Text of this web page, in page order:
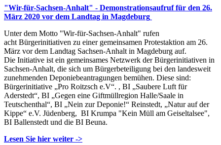
"Wir-für-Sachsen-Anhalt" - Demonstrationsaufruf für den 26.
März 2020 vor dem Landtag in Magdeburg
Unter dem Motto "Wir-für-Sachsen-Anhalt" rufen
acht Bürgerinitiativen zu einer gemeinsamen Protestaktion am 26.
März vor dem Landtag Sachsen-Anhalt in Magdeburg auf.
Die Initiative ist ein gemeinsames Netzwerk der Bürgerinitiativen in
Sachsen-Anhalt, die sich um Bürgerbeteiligung bei den landesweit
zunehmenden Deponiebeantragungen bemühen. Diese sind:
Bürgerinitiative „Pro Roitzsch e.V“. , BI „Saubere Luft für
Aderstedt“, BI „Gegen eine Giftmüllregion Halle/Saale in
Teutschenthal“, BI „Nein zur Deponie!“ Reinstedt, „Natur auf der
Kippe“ e.V. Jüdenberg, BI Krumpa "Kein Müll am Geiseltalsee",
BI Ballenstedt und die BI Beuna.
Lesen Sie hier weiter ->